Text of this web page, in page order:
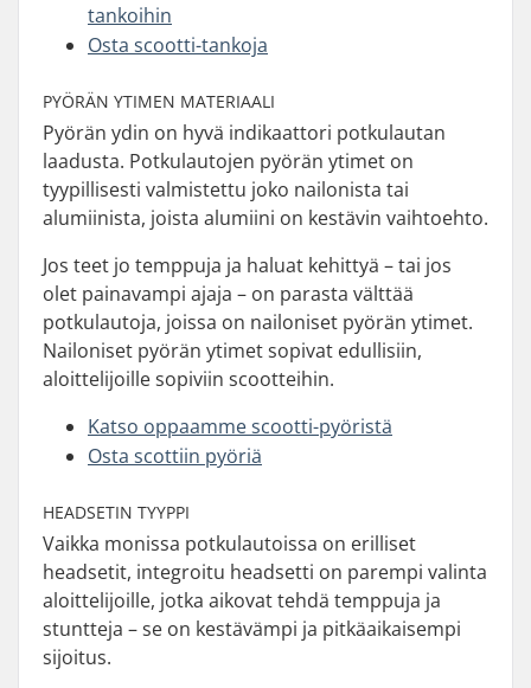
tankoihin
Osta scootti-tankoja
PYÖRÄN YTIMEN MATERIAALI
Pyörän ydin on hyvä indikaattori potkulautan
laadusta. Potkulautojen pyörän ytimet on
tyypillisesti valmistettu joko nailonista tai
alumiinista, joista alumiini on kestävin vaihtoehto.
Jos teet jo temppuja ja haluat kehittyä – tai jos
olet painavampi ajaja – on parasta välttää
potkulautoja, joissa on nailoniset pyörän ytimet.
Nailoniset pyörän ytimet sopivat edullisiin,
aloittelijoille sopiviin scootteihin.
Katso oppaamme scootti-pyöristä
Osta scottiin pyöriä
HEADSETIN TYYPPI
Vaikka monissa potkulautoissa on erilliset
headsetit, integroitu headsetti on parempi valinta
aloittelijoille, jotka aikovat tehdä temppuja ja
stuntteja – se on kestävämpi ja pitkäaikaisempi
sijoitus.